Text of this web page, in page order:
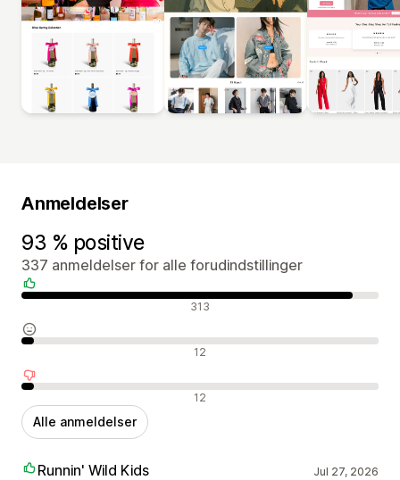
Anmeldelser
93 % positive
337 anmeldelser for alle forudindstillinger
Positive anmeldelser 313
Neutrale anmeldelser 12
Negative anmeldelser 12
Alle anmeldelser
Runnin' Wild Kids Jul 27, 2026